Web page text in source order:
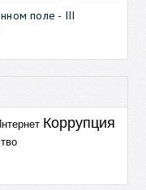
поле - III
Коррупция